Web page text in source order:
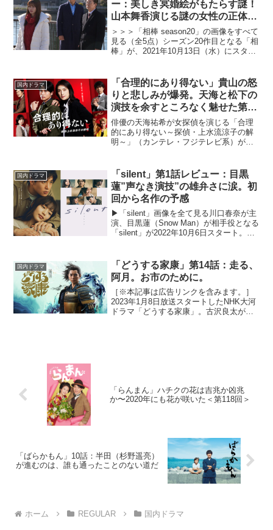
ー：美しき冥婚絵がもたらす謎！
山本舞香演じる謎の女性の正体
は…？（※ストーリーネタバレあ
り）
＞＞＞「相棒 season20」の画像をすべて
見る（全5点）シーズン20作目となる「相
棒」が、2021年10月13日（水）にスター
庁・特命係が事件の謎を解いていく人気
長寿...
国内ドラマ
「合理的にあり得ない」貴山の怒
りと悲しみが爆発。天海と松下の
演技を余すところなく魅せた第6
話。
俳優の天海祐希が女探偵を演じる「合理
的にあり得ない～探偵・上水流涼子の解
明～」（カンテレ・フジテレビ系）が
CINEMAS＋のドラマライターが紐解いて
いく。▶︎「...
国内ドラマ
「silent」第1話レビュー：目黒
蓮”声なき演技”の雄弁さに涙。初
回から名作の予感
▶「silent」画像を全て見る川口春奈が主
演、目黒蓮（Snow Man）が相手役となる
「silent」が2022年10月6日スタート。主
再会。彼は難病により、ほとん...
国内ドラマ
「どうする家康」第14話：走る、
阿月。お市のために。
［※本記事は広告リンクを含みます。］
2023年1月8日放送スタートしたNHK大河
ドラマ「どうする家康」。古沢良太が脚
「らんまん」ハチクの花は吉兆か凶兆
か〜2020年にも花が咲いた＜第118回＞
「ばらかもん」10話：半田（杉野遥亮）
が進むのは、誰も通ったことのない道だ
ホーム REGULAR 国内ドラマ